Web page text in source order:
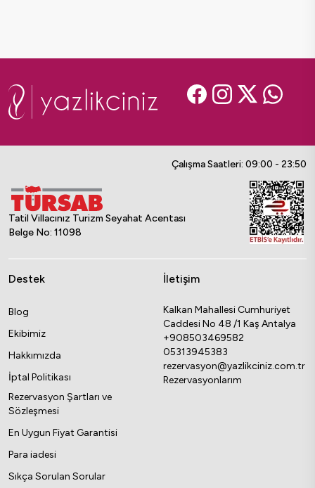
Çalışma Saatleri: 09:00 - 23:50
Tatil Villacınız Turizm Seyahat Acentası
Belge No: 11098
Destek
Blog
Ekibimiz
Hakkımızda
İptal Politikası
Rezervasyon Şartları ve
Sözleşmesi
En Uygun Fiyat Garantisi
Para iadesi
Sıkça Sorulan Sorular
İletişim
Kalkan Mahallesi Cumhuriyet
Caddesi No 48 /1 Kaş Antalya
+908503469582
05313945383
rezervasyon@yazlikciniz.com.tr
Rezervasyonlarım